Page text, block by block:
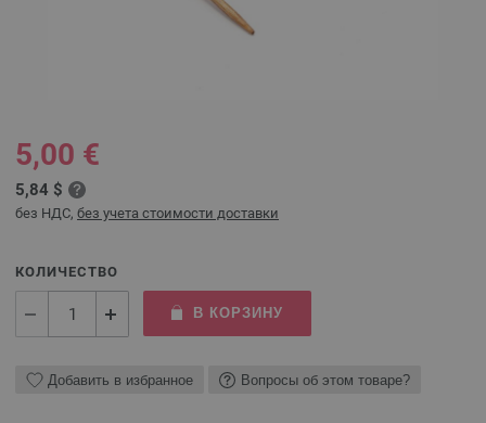
5,00 €
5,84 $
без НДС, без учета стоимости доставки
КОЛИЧЕСТВО
В КОРЗИНУ
Добавить в избранное Вопросы об этом товаре?